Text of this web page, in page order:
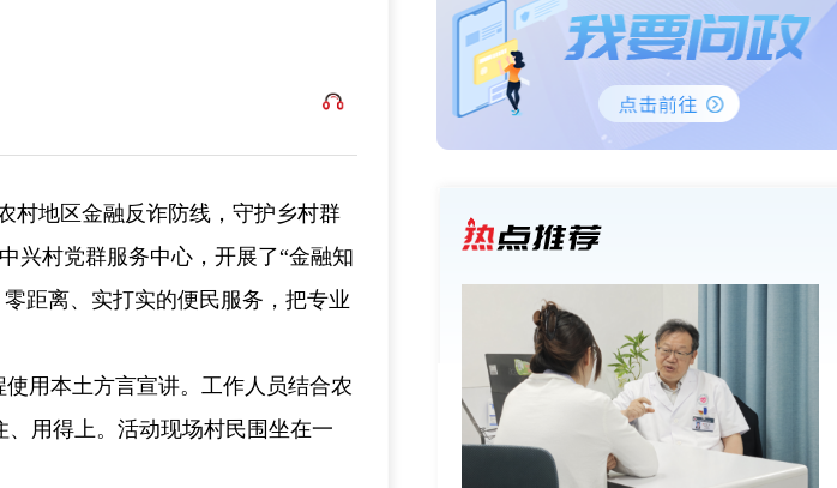
村地区金融反诈防线，守护乡村群
兴村党群服务中心，开展了“金融知
距离、实打实的便民服务，把专业
用本土方言宣讲。工作人员结合农
用得上。活动现场村民围坐在一